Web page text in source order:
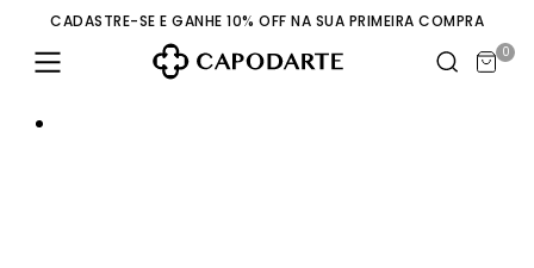
CADASTRE-SE E GANHE 10% OFF NA SUA PRIMEIRA COMPRA
0